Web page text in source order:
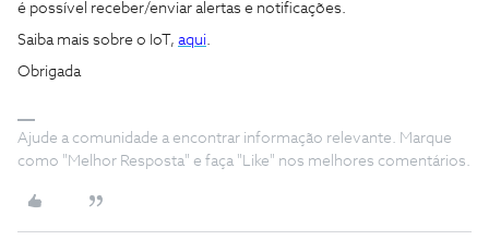
é possível receber/enviar alertas e notificações.
Saiba mais sobre o IoT, aqui.
Obrigada
Ajude a comunidade a encontrar informação relevante. Marque
como "Melhor Resposta" e faça "Like" nos melhores comentários.